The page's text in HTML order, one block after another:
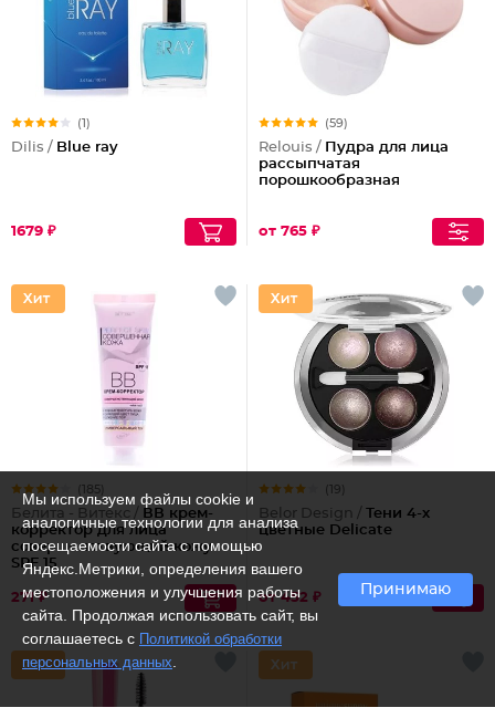
(1)
Dilis / Blue ray
1679 ₽
(59)
Relouis / Пудра для лица
рассыпчатая
порошкообразная
от 765 ₽
(185)
Белита - Витекс / ВВ крем-
корректор для лица
совершенствующий кожу
SPF 15
271 ₽
(19)
Belor Design / Тени 4-х
цветные Delicate
от 452 ₽
Мы используем файлы cookie и
аналогичные технологии для анализа
посещаемости сайта с помощью
Яндекс.Метрики, определения вашего
местоположения и улучшения работы
сайта. Продолжая использовать сайт, вы
соглашаетесь с Политикой обработки
персональных данных
Принимаю